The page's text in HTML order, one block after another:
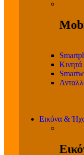
Εικόνα &